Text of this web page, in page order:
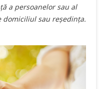
a persoanelor sau al
sau reşedinţa.